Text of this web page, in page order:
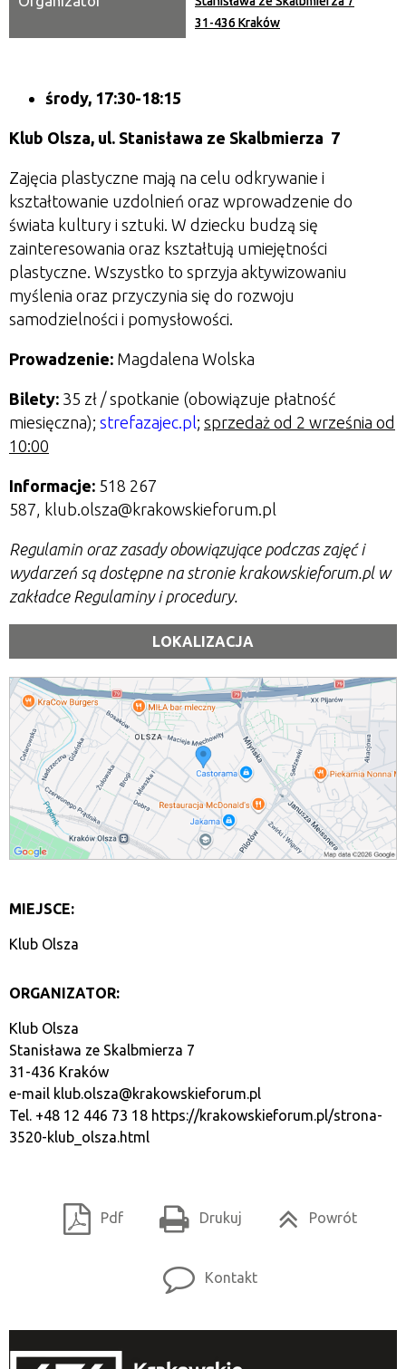
31-436 Kraków
środy, 17:30-18:15
Klub Olsza, ul. Stanisława ze Skalbmierza 7
Zajęcia plastyczne mają na celu odkrywanie i
kształtowanie uzdolnień oraz wprowadzenie do
świata kultury i sztuki. W dziecku budzą się
zainteresowania oraz kształtują umiejętności
plastyczne. Wszystko to sprzyja aktywizowaniu
myślenia oraz przyczynia się do rozwoju
samodzielności i pomysłowości.
Prowadzenie: Magdalena Wolska
Bilety: 35 zł / spotkanie (obowiązuje płatność
miesięczna); strefazajec.pl; sprzedaż od 2 września od
10:00
Informacje: 518 267
587, klub.olsza@krakowskieforum.pl
Regulamin oraz zasady obowiązujące podczas zajęć i
wydarzeń są dostępne na stronie krakowskieforum.pl w
zakładce Regulaminy i procedury.
LOKALIZACJA
MIEJSCE:
Klub Olsza
ORGANIZATOR:
Klub Olsza
Stanisława ze Skalbmierza 7
31-436 Kraków
e-mail klub.olsza@krakowskieforum.pl
Tel. +48 12 446 73 18 https://krakowskieforum.pl/strona-
3520-klub_olsza.html
Pdf Drukuj Powrót
Kontakt